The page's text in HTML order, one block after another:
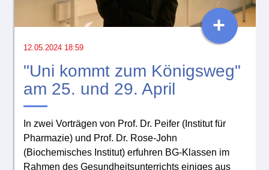
12.05.2024 18:59
"Uni kommt zum Königsweg"
am 25. und 29. April
In zwei Vorträgen von Prof. Dr. Peifer (Institut für
Pharmazie) und Prof. Dr. Rose-John
(Biochemisches Institut) erfuhren BG-Klassen im
Rahmen des Gesundheitsunterrichts einiges aus
+